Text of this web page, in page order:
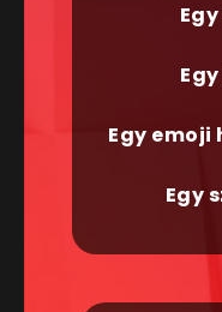
Egy
Egy